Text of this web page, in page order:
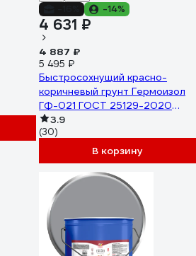
-14%
4 631 ₽
4 887 ₽
5 495 ₽
Быстросохнущий красно-
коричневый грунт Гермоизол
ГФ-021 ГОСТ 25129-2020
БП-00001191
3.9
(30)
В корзину